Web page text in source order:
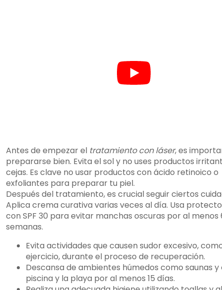
Antes de empezar el tratamiento con láser, es
prepararse bien. Evita el sol y no uses productos
cejas. Es clave no usar productos con ácido retinoico o
exfoliantes para preparar tu piel.
Después del tratamiento, es crucial seguir ciertos
Aplica crema curativa varias veces al día. Usa
con SPF 30 para evitar manchas oscuras por al menos
semanas.
Evita actividades que causen sudor excesivo,
ejercicio, durante el proceso de recuperación.
Descansa de ambientes húmedos como saunas y
piscina y la playa por al menos 15 días.